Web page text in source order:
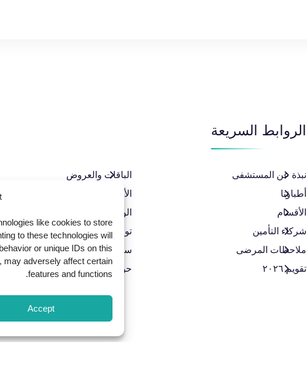
like cookies to store
to these technologies will
or unique IDs on this
may adversely affect certain
features and functions.
Accept
الروابط السريعة
نبذة عن المستشفى
أطباؤنا
الأقسام
شركاء التأمين
ملاحظات المرضى
تقويم ٢٠٢٦
الباقات والعروض​
الأخبار
الوظائف
تواصل معنا
سياسة الخصوصية
حوكمة الشركات